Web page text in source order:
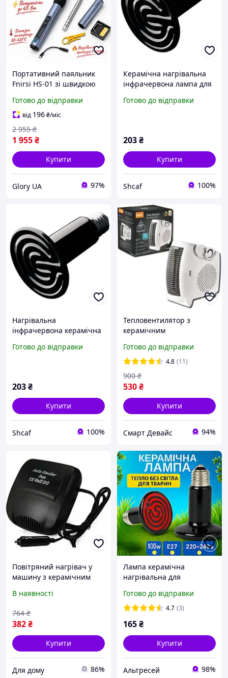
Портативний паяльник
Fnirsi HS-01 зі швидкою
та керамічним
нагрівачем,
Програмовані паяльники
USBType
Готово до відправки
від 196₴/міс
1 955₴
2 955 ₴
Купити
Glory UA 97%
Керамічна нагрівальна
інфрачервона лампа для
нагрівач потужністю 50
Готово до відправки
203₴
Купити
Shcaf 100%
Нагрівальна
інфрачервона керамічна
тварин і рослин
Готово до відправки
203₴
Купити
Shcaf 100%
Тепловентилятор з
керамічним
XPRO RAF-1183-4 (MER-
15285_437)
Готово до відправки
4.8 (11)
530₴
900 ₴
Купити
Смарт Девайс 94%
Повітряний нагрівач у
машину з керамічним
Пічка для салону
В наявності
382₴
764 ₴
Купити
Для дому 86%
Лампа керамічна
нагрівальна для
поросят нагрівач 100Вт
грілка E27 5000 годин
Готово до відправки
4.7 (3)
165₴
Купити
Альтресей 98%